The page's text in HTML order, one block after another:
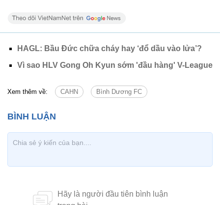
HAGL: Bầu Đức chữa cháy hay ‘đổ dầu vào lửa’?
Vì sao HLV Gong Oh Kyun sớm 'đầu hàng' V-League
Xem thêm về: CAHN Bình Dương FC